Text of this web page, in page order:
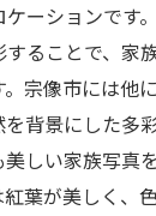
ーションです
ることで、家
宗像市には他
背景にした多
美しい家族写真
紅葉が美しく、